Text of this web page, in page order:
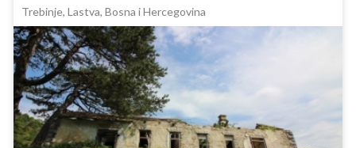
Trebinje, Lastva, Bosna i Hercegovina